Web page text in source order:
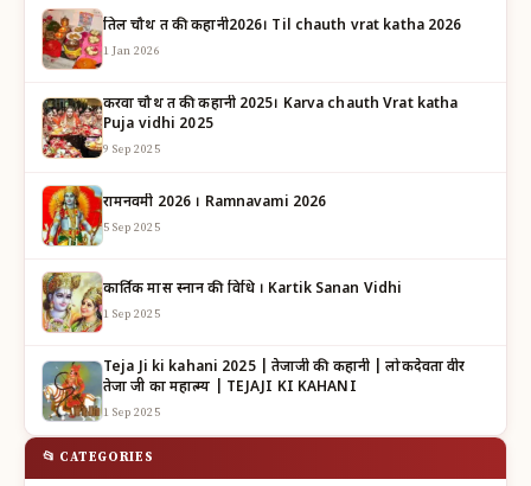
तिल चौथ व्रत की कहानी2026। Til chauth vrat katha 2026
1 Jan 2026
करवा चौथ व्रत की कहानी 2025। Karva chauth Vrat katha
Puja vidhi 2025
9 Sep 2025
रामनवमी 2026 । Ramnavami 2026
5 Sep 2025
कार्तिक मास स्नान की विधि । Kartik Sanan Vidhi
1 Sep 2025
Teja Ji ki kahani 2025 | तेजाजी की कहानी | लोकदेवता वीर
तेजा जी का महात्म्य | TEJAJI KI KAHANI
1 Sep 2025
📂 CATEGORIES